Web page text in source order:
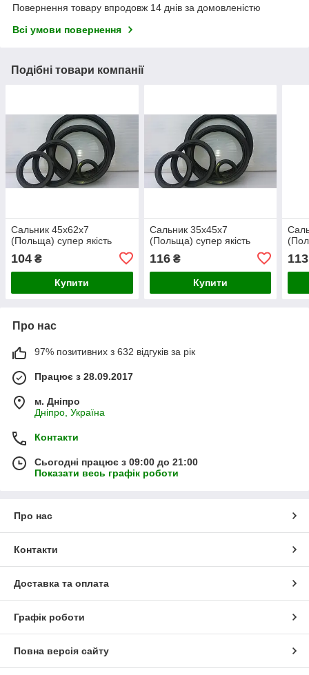
Повернення товару впродовж 14 днів за домовленістю
Всі умови повернення
Подібні товари компанії
Сальник 45х62х7
(Польща) супер якість
104 ₴
Купити
Сальник 35х45х7
(Польща) супер якість
116₴
Купити
113
Про нас
97% позитивних з 632 відгуків за рік
Працює з 28.09.2017
м. Дніпро
Дніпро, Україна
Контакти
Сьогодні працює з 09:00 до 21:00
Показати весь графік роботи
Про нас
Контакти
Доставка та оплата
Графік роботи
Повна версія сайту